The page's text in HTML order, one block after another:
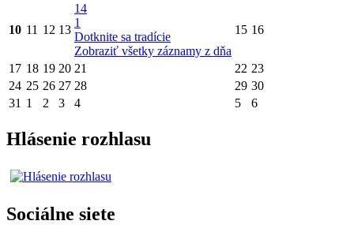
10 11 12 13
14
1
Dotknite sa tradície
Zobraziť všetky záznamy z dňa
15 16
17 18 19 20 21 22 23
24 25 26 27 28 29 30
31 1 2 3 4 5 6
Hlásenie rozhlasu
Sociálne siete